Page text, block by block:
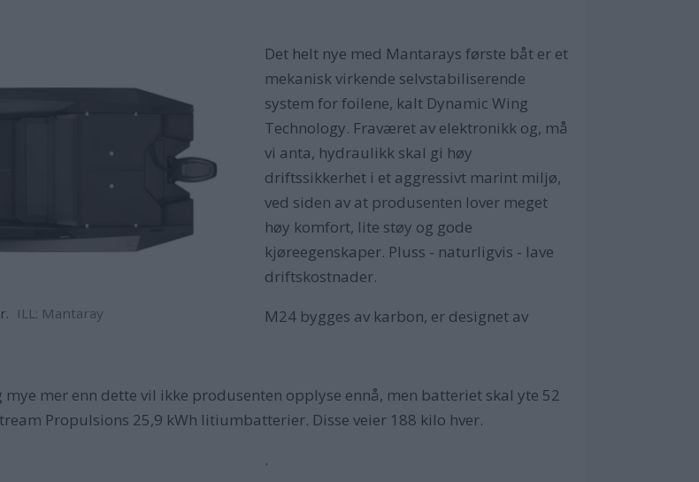
ILL: Mantaray
Det helt nye med Mantarays første båt er et
mekanisk virkende selvstabiliserende
system for foilene, kalt Dynamic Wing
Technology. Fraværet av elektronikk og, må
vi anta, hydraulikk skal gi høy
driftssikkerhet i et aggressivt marint miljø,
ved siden av at produsenten lover meget
høy komfort, lite støy og gode
kjøreegenskaper. Pluss - naturligvis - lave
driftskostnader.
M24 bygges av karbon, er designet av
mer enn dette vil ikke produsenten opplyse ennå, men batteriet skal yte 52
Propulsions 25,9 kWh litiumbatterier. Disse veier 188 kilo hver.
.